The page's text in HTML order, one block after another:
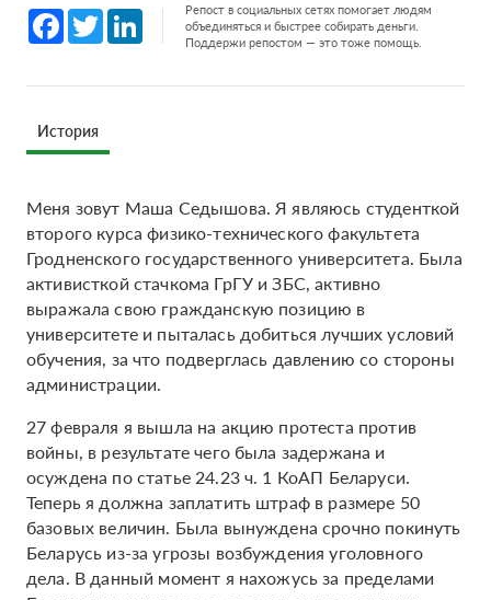
Facebook
Twitter LinkedInРепост в социальных сетях помогает людям
объединяться и быстрее собирать деньги.
Поддержи репостом — это тоже помощь.
История
Меня зовут Маша Седышова. Я являюсь студенткой
второго курса физико-технического факультета
Гродненского государственного университета. Была
активисткой стачкома ГрГУ и ЗБС, активно
выражала свою гражданскую позицию в
университете и пыталась добиться лучших условий
обучения, за что подверглась давлению со стороны
администрации.
27 февраля я вышла на акцию протеста против
войны, в результате чего была задержана и
осуждена по статье 24.23 ч. 1 КоАП Беларуси.
Теперь я должна заплатить штраф в размере 50
базовых величин. Была вынуждена срочно покинуть
Беларусь из-за угрозы возбуждения уголовного
дела. В данный момент я нахожусь за пределами